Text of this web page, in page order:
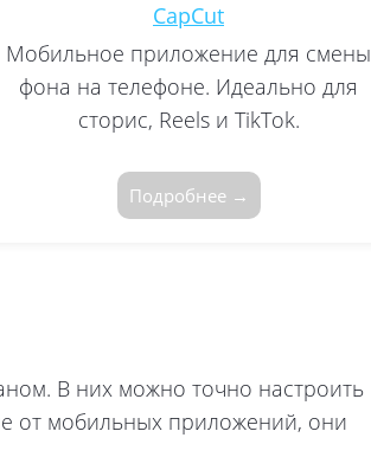
CapCut
Мобильное приложение для смены
фона на телефоне. Идеально для
сторис, Reels и TikTok.
Подробнее →
В них можно точно настроить
от мобильных приложений, они